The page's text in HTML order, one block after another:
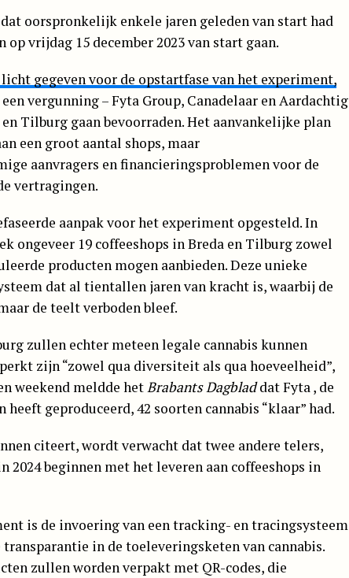
oorspronkelijk enkele jaren geleden van start had
vrijdag 15 december 2023 van start gaan.
gegeven voor de opstartfase van het experiment,
vergunning – Fyta Group, Canadelaar en Aardachtig
Tilburg gaan bevoorraden. Het aanvankelijke plan
een groot aantal shops, maar
aanvragers en financieringsproblemen voor de
vertragingen.
aanpak voor het experiment opgesteld. In
ongeveer 19 coffeeshops in Breda en Tilburg zowel
producten mogen aanbieden. Deze unieke
dat al tientallen jaren van kracht is, waarbij de
de teelt verboden bleef.
zullen echter meteen legale cannabis kunnen
zijn “zowel qua diversiteit als qua hoeveelheid”,
weekend meldde het Brabants Dagbladdat Fyta , de
geproduceerd, 42 soorten cannabis “klaar” had.
citeert, wordt verwacht dat twee andere telers,
beginnen met het leveren aan coffeeshops in
is de invoering van een tracking- en tracingsysteem
in de toeleveringsketen van cannabis.
zullen worden verpakt met QR-codes, die